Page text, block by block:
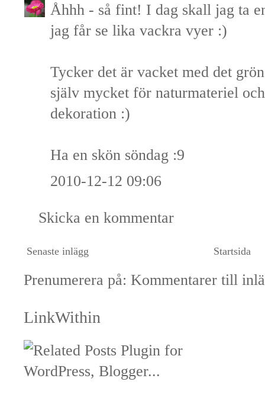
Åhhh - så fint! I dag skall jag ta
jag får se lika vackra vyer :)
Tycker det är vacket med det
själv mycket för naturmateriel
dekoration :)
Ha en skön söndag :9
2010-12-12 09:06
Skicka en kommentar
Senaste inlägg Startsida
Prenumerera på: Kommentarer till
LinkWithin